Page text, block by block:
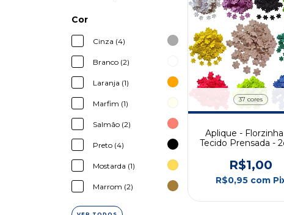
Cor
Cinza (4)
Branco (2)
Laranja (1)
Marfim (1)
Salmão (2)
Preto (4)
Mostarda (1)
Marrom (2)
37 cores
Aplique -
Tecido Prensada -
R$1,00
R$0,95 com